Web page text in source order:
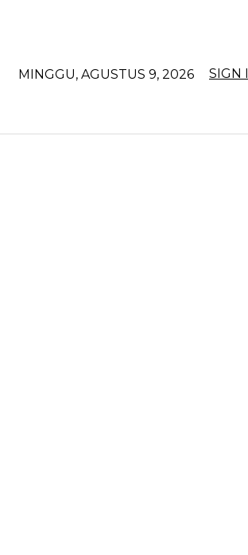
MINGGU, AGUSTUS 9, 2026 SIGN